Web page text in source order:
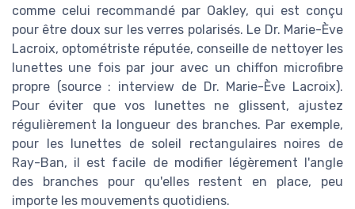
comme celui recommandé par Oakley, qui est conçu
pour être doux sur les verres polarisés. Le Dr. Marie-Ève
Lacroix, optométriste réputée, conseille de nettoyer les
lunettes une fois par jour avec un chiffon microfibre
propre (source : interview de Dr. Marie-Ève Lacroix).
Pour éviter que vos lunettes ne glissent, ajustez
régulièrement la longueur des branches. Par exemple,
pour les lunettes de soleil rectangulaires noires de
Ray-Ban, il est facile de modifier légèrement l'angle
des branches pour qu'elles restent en place, peu
importe les mouvements quotidiens.